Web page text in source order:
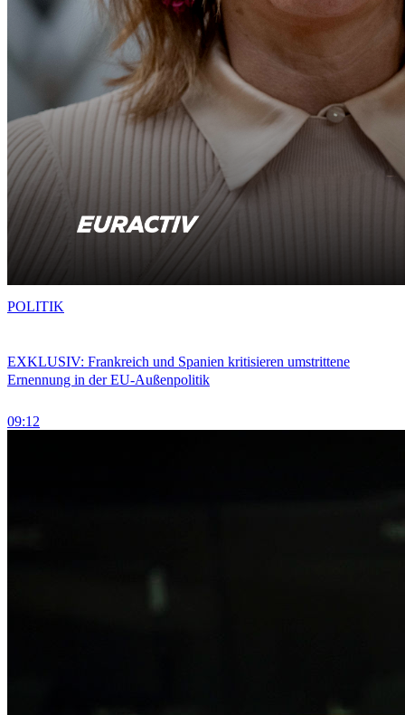
EXKLUSIV: Frankreich und Spanien kritisieren umstrittene
Ernennung in der EU-Außenpolitik
09:12
POLITIK